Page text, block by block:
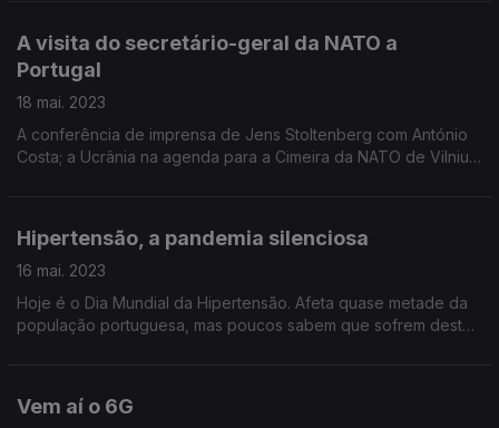
A visita do secretário-geral da NATO a
Portugal
18 mai. 2023
A conferência de imprensa de Jens Stoltenberg com António
Costa; a Ucrânia na agenda para a Cimeira da NATO de Vilnius.
Hipertensão, a pandemia silenciosa
16 mai. 2023
Hoje é o Dia Mundial da Hipertensão. Afeta quase metade da
população portuguesa, mas poucos sabem que sofrem desta
Vem aí o 6G